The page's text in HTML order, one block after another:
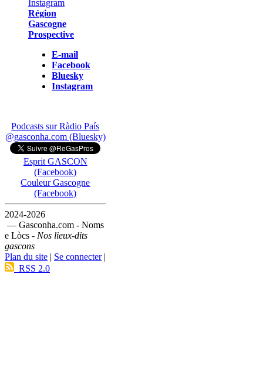
Région
Gascogne
Prospective
E-mail
Facebook
Bluesky
Instagram
Podcasts sur Ràdio País
@gasconha.com (Bluesky)
Esprit GASCON
(Facebook)
Couleur Gascogne
(Facebook)
2024-2026
— Gasconha.com - Noms
e Lòcs - Nos lieux-dits
gascons
Plan du site | Se connecter|
RSS 2.0